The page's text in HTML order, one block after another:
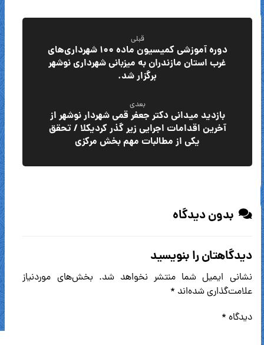
قبلی
دوره آموزشی کمیسیون ماده ۱۰۰ شهرداری‌های
غرب استان مازندران به میزبانی شهرداری نوشهر
برگزار شد.
بعدی
بازدید میدانی دکتر جعفر قمی شهردار نوشهر از
آخرین اقدامات اجرایی زیر گذر کردیکلا / تحقق
یکی از مطالبات مهم بخش مرکزی
بدون دیدگاه
دیدگاهتان را بنویسید
نشانی ایمیل شما منتشر نخواهد شد. بخش‌های موردنیاز
علامت‌گذاری شده‌اند *
دیدگاه *